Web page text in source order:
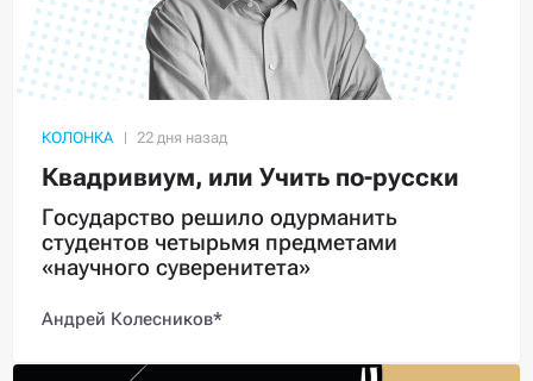
КОЛОНКА
Квадривиум, или Учить по-русски
Государство решило одурманить
студентов четырьмя предметами
«научного суверенитета»
Андрей Колесников*